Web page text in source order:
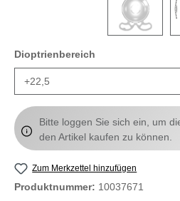
Dioptrienbereich
Bitte loggen Sie sich ein, um
den Artikel kaufen zu können.
Zum Merkzettel hinzufügen
Produktnummer: 10037671